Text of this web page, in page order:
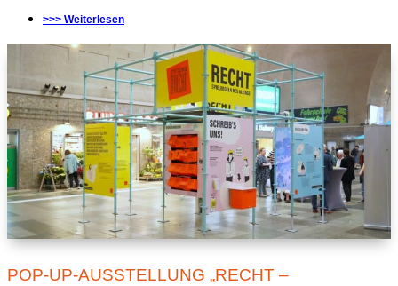
>>> Weiterlesen
POP-UP-AUSSTELLUNG „RECHT –